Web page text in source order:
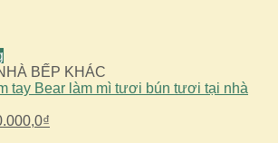
BẾP KHÁC
tay Bear làm mì tươi bún tươi tại nhà
₫